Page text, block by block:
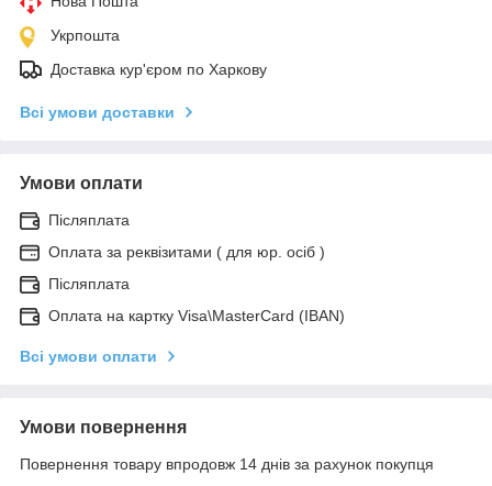
Укрпошта
Доставка кур'єром по Харкову
Всі умови доставки
Умови оплати
Післяплата
Оплата за реквізитами ( для юр. осіб )
Післяплата
Оплата на картку Visa\MasterCard (IBAN)
Всі умови оплати
Умови повернення
Повернення товару впродовж 14 днів за рахунок покупця